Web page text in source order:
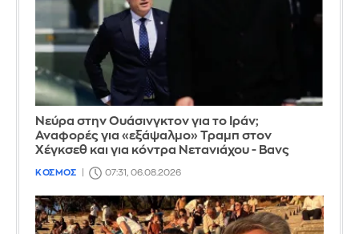
Νεύρα στην Ουάσινγκτον για το Ιράν;
Αναφορές για «εξάψαλμο» Τραμπ στον
Χέγκσεθ και για κόντρα Νετανιάχου - Βανς
ΚΟΣΜΟΣ 07:31, 06.08.2026